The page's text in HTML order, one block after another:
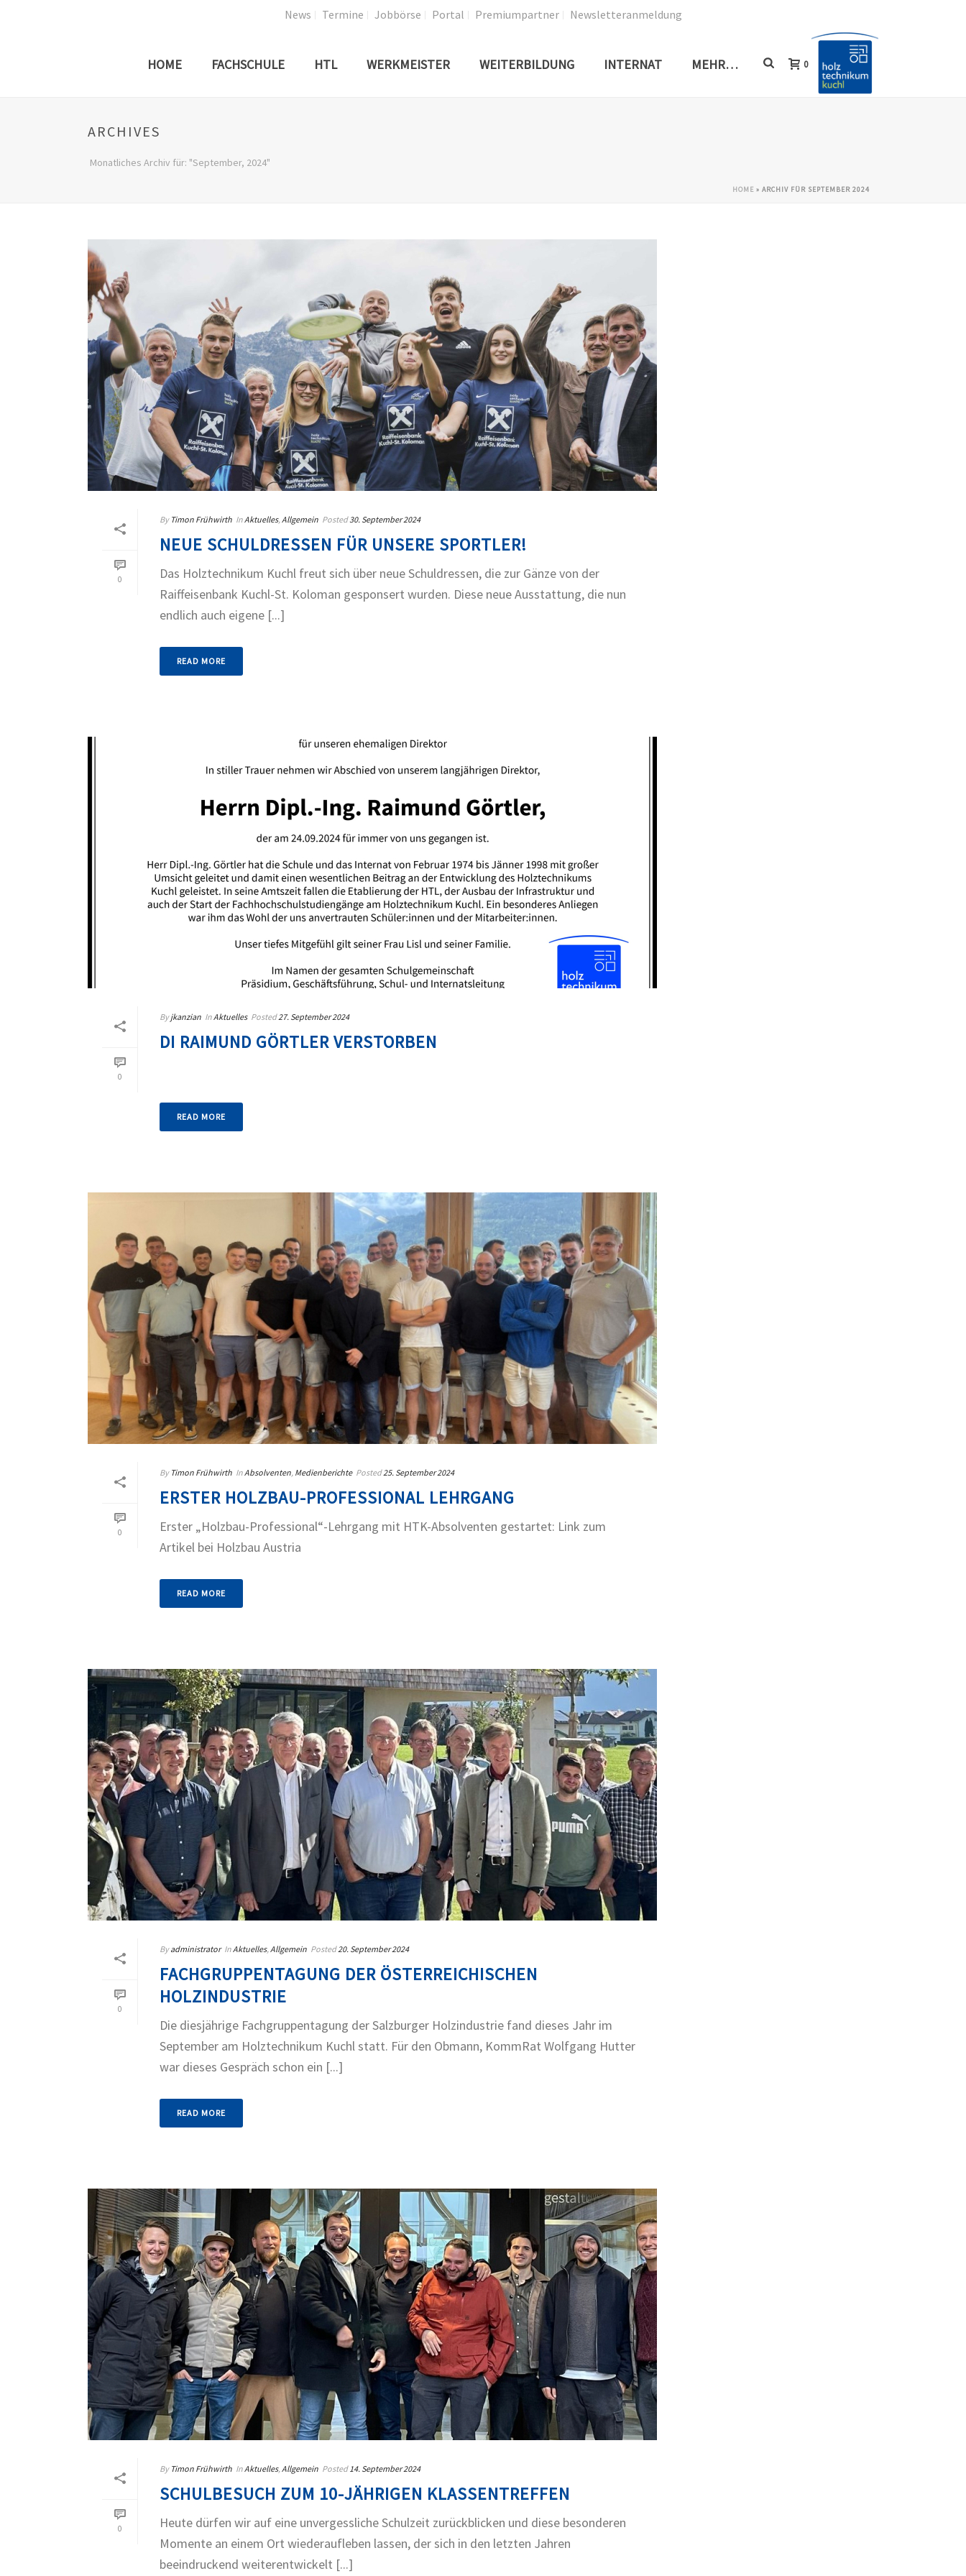
News Termine Jobbörse Portal Premiumpartner Newsletteranmeldung
HOME FACHSCHULE HTL WERKMEISTER WEITERBILDUNG INTERNAT MEHR… 0
ARCHIVES
Monatliches Archiv für: "September, 2024"
HOME » ARCHIV FÜR SEPTEMBER 2024
0
By Timon Frühwirth InAktuelles,Allgemein Posted30. September 2024
NEUE SCHULDRESSEN FÜR UNSERE SPORTLER!
Das Holztechnikum Kuchl freut sich über neue Schuldressen, die zur Gänze von der
Raiffeisenbank Kuchl-St. Koloman gesponsert wurden. Diese neue Ausstattung, die nun
endlich auch eigene [...]
READ MORE
0
By jkanzian InAktuelles Posted27. September 2024
DI RAIMUND GÖRTLER VERSTORBEN
READ MORE
0
By Timon Frühwirth InAbsolventen, Medienberichte Posted25. September 2024
ERSTER HOLZBAU-PROFESSIONAL LEHRGANG
Erster „Holzbau-Professional“-Lehrgang mit HTK-Absolventen gestartet: Link zum
Artikel bei Holzbau Austria
READ MORE
0
By administrator InAktuelles,Allgemein Posted20. September 2024
FACHGRUPPENTAGUNG DER ÖSTERREICHISCHEN
HOLZINDUSTRIE
Die diesjährige Fachgruppentagung der Salzburger Holzindustrie fand dieses Jahr im
September am Holztechnikum Kuchl statt. Für den Obmann, KommRat Wolfgang Hutter
war dieses Gespräch schon ein [...]
READ MORE
0
By Timon Frühwirth InAktuelles,Allgemein Posted 14. September 2024
SCHULBESUCH ZUM 10-JÄHRIGEN KLASSENTREFFEN
Heute dürfen wir auf eine unvergessliche Schulzeit zurückblicken und diese besonderen
Momente an einem Ort wiederaufleben lassen, der sich in den letzten Jahren
beeindruckend weiterentwickelt [...]